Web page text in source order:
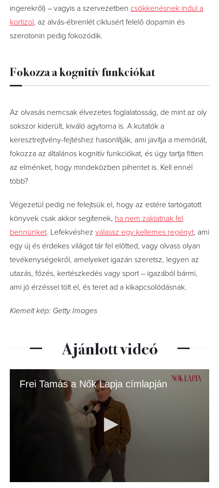
ingerekről) – vagyis a szervezetben csökkenésnek indul a
kortizol, az alvás-ébrenlét ciklusért felelő dopamin és
szerotonin pedig fokozódik.
Fokozza a kognitív funkciókat
Az olvasás nemcsak élvezetes foglalatosság, de mint az oly
sokszor kiderült, kiváló agytorna is. A kutatók a
keresztrejtvény-fejtéshez hasonlítják, ami javítja a memóriát,
fokozza az általános kognitív funkciókat, és úgy tartja fitten
az elménket, hogy mindeközben pihentet is. Kell ennél
több?
Végezetül pedig ne felejtsük el, hogy az estére tartogatott
könyvek csak akkor segítenek, ha nem zaklatnak fel
bennünket. Lefekvéshez válassz egy kellemes regényt, ami
egy új és érdekes világot tár fel előtted, vagy olvass olyan
tevékenységekről, amelyeket igazán szeretsz, legyen az
utazás, főzés, kertészkedés vagy sport – igazából bármi,
ami jó érzéssel tölt el, és teret ad a kikapcsolódásnak.
Kiemelt kép: Getty Images
Ajánlott videó
Frei Tamás a Nők Lapja címlapján